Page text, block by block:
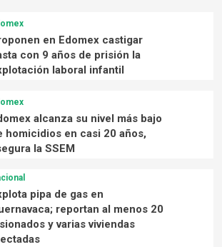
en Edomex castigar
con 9 años de prisión la
laboral infantil
alcanza su nivel más bajo
homicidios en casi 20 años,
la SSEM
pipa de gas en
reportan al menos 20
y varias viviendas